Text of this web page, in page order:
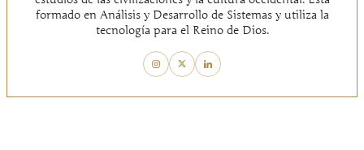
formado en Análisis y Desarrollo de Sistemas y utiliza la
tecnología para el Reino de Dios.